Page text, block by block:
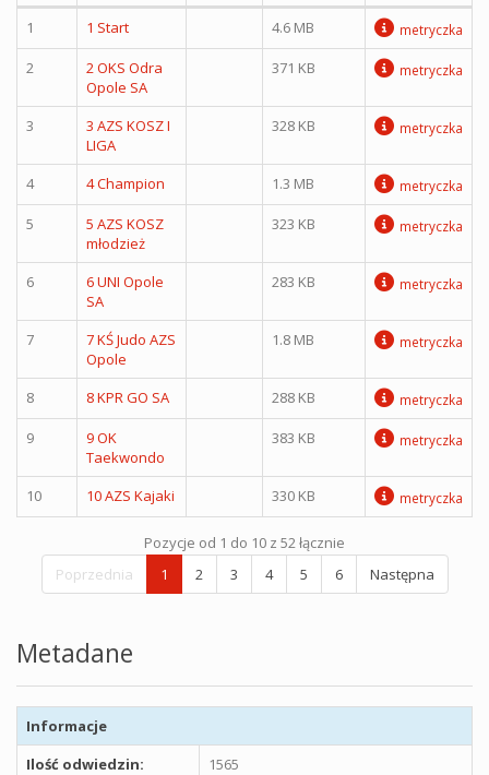
1 1 Start 4.6 MB metryczka
2
2 OKS Odra
Opole SA
371 KB metryczka
3
3 AZS KOSZ I
LIGA
328 KB metryczka
4 4 Champion 1.3 MB metryczka
5
5 AZS KOSZ
młodzież
323 KB metryczka
6
6 UNI Opole
SA
283 KB metryczka
7
7 KŚ Judo AZS
Opole
1.8 MB metryczka
8 8 KPR GO SA 288 KB metryczka
9
9 OK
Taekwondo
383 KB metryczka
10 10 AZS Kajaki 330 KB metryczka
Pozycje od 1 do 10 z 52 łącznie
Poprzednia
1 2 3 4 5 6 Następna
Metadane
Informacje
Ilość odwiedzin:
1565